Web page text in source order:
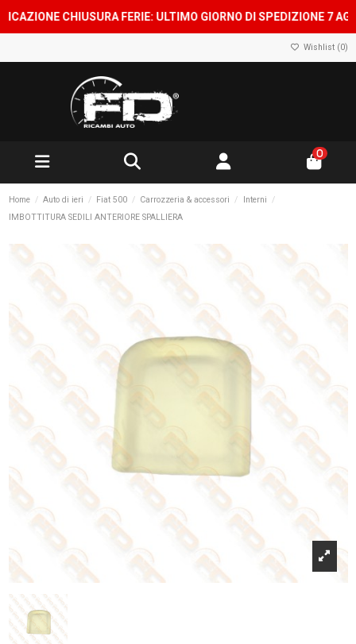
CHIUSURA FERIE: ULTIMO GIORNO DI SPEDIZIONE 7
Wishlist (0)
0
Home Auto di ieri Fiat 500 Carrozzeria & accessori
Interni
IMBOTTITURA SEDILI ANTERIORE SPALLIERA